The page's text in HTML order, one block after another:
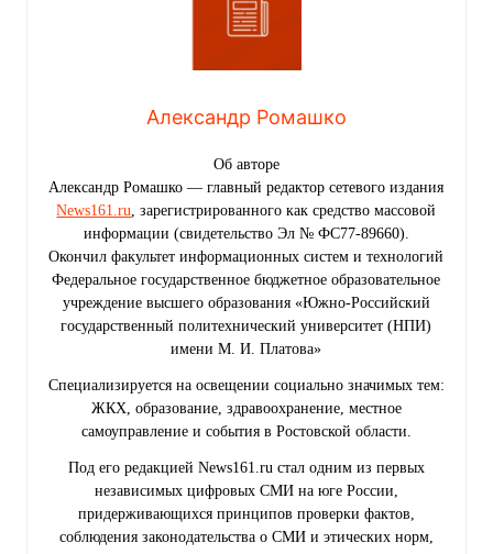
Александр Ромашко
Об авторе
Александр Ромашко — главный редактор сетевого издания
News161.ru , зарегистрированного как средство массовой
информации (свидетельство Эл № ФС77-89660).
Окончил факультет информационных систем и технологий
Федеральное государственное бюджетное образовательное
учреждение высшего образования «Южно-Российский
государственный политехнический университет (НПИ)
имени М. И. Платова»
Специализируется на освещении социально значимых тем:
ЖКХ, образование, здравоохранение, местное
самоуправление и события в Ростовской области.
Под его редакцией News161.ru стал одним из первых
независимых цифровых СМИ на юге России,
придерживающихся принципов проверки фактов,
соблюдения законодательства о СМИ и этических норм,